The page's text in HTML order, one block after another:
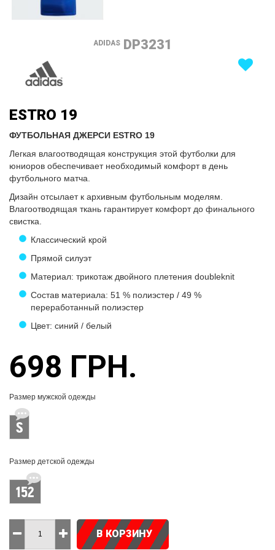
ADIDAS DP3231
ESTRO 19
ФУТБОЛЬНАЯ ДЖЕРСИ ESTRO 19
Легкая влагоотводящая конструкция этой футболки для
юниоров обеспечивает необходимый комфорт в день
футбольного матча.
Дизайн отсылает к архивным футбольным моделям.
Влагоотводящая ткань гарантирует комфорт до финального
свистка.
Классический крой
Прямой силуэт
Материал: трикотаж двойного плетения doubleknit
Состав материала: 51 % полиэстер / 49 %
переработанный полиэстер
Цвет: синий / белый
698 ГРН.
Размер мужской одежды
S
Размер детской одежды
152
В КОРЗИНУ